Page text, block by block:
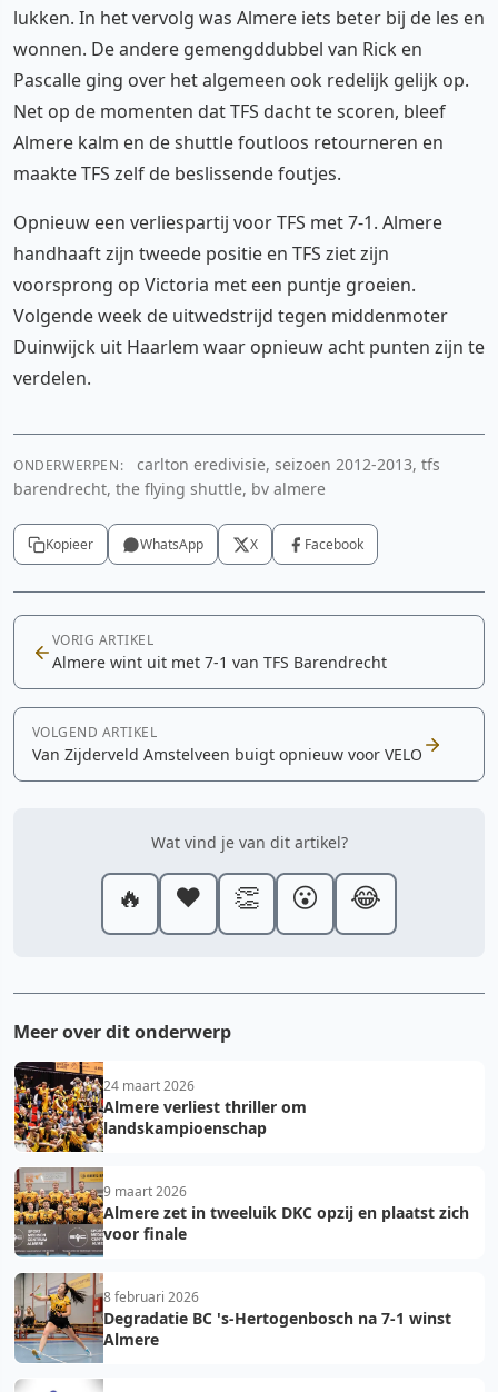
lukken. In het vervolg was Almere iets beter bij de les en
wonnen. De andere gemengddubbel van Rick en
Pascalle ging over het algemeen ook redelijk gelijk op.
Net op de momenten dat TFS dacht te scoren, bleef
Almere kalm en de shuttle foutloos retourneren en
maakte TFS zelf de beslissende foutjes.
Opnieuw een verliespartij voor TFS met 7-1. Almere
handhaaft zijn tweede positie en TFS ziet zijn
voorsprong op Victoria met een puntje groeien.
Volgende week de uitwedstrijd tegen middenmoter
Duinwijck uit Haarlem waar opnieuw acht punten zijn te
verdelen.
ONDERWERPEN:
carlton eredivisie, seizoen 2012-2013, tfs
barendrecht, the flying shuttle, bv almere
Kopieer WhatsApp X Facebook
VORIG ARTIKEL
Almere wint uit met 7-1 van TFS Barendrecht
VOLGEND ARTIKEL
Van Zijderveld Amstelveen buigt opnieuw voor VELO
Wat vind je van dit artikel?
🔥 ❤️ 👏 😮 😂
Meer over dit onderwerp
24 maart 2026
Almere verliest thriller om
landskampioenschap
9 maart 2026
Almere zet in tweeluik DKC opzij en plaatst zich
voor finale
8 februari 2026
Degradatie BC 's-Hertogenbosch na 7-1 winst
Almere